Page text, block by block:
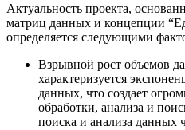
Актуальность проекта,
матриц данных и концепции
определяется следующими
Взрывной рост объемов
характеризуется
данных, что создает
обработки, анализа и
поиска и анализа данных